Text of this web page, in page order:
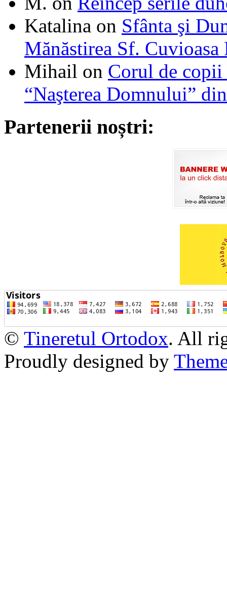
Katalina on Sfânta şi
Mănăstirea Sf. Cuvioasa
Mihail on Corul de
“Naşterea Domnului”
Partenerii noștri:
© Tineretul Ortodox. All
Proudly designed by